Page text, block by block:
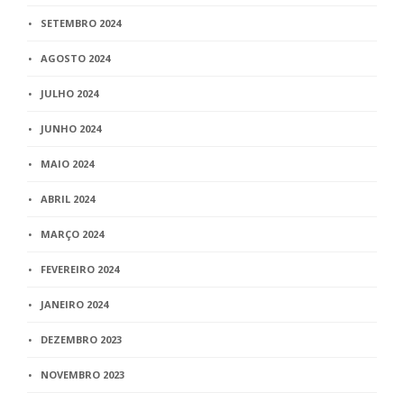
SETEMBRO 2024
AGOSTO 2024
JULHO 2024
JUNHO 2024
MAIO 2024
ABRIL 2024
MARÇO 2024
FEVEREIRO 2024
JANEIRO 2024
DEZEMBRO 2023
NOVEMBRO 2023